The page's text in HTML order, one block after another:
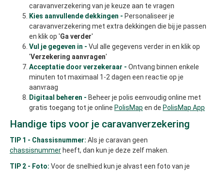
caravanverzekering van je keuze aan te vragen
Kies aanvullende dekkingen - Personaliseer je
caravanverzekering met extra dekkingen die bij je passen
en klik op 'Ga verder'
Vul je gegeven in - Vul alle gegevens verder in en klik op
'Verzekering aanvragen'
Acceptatie door verzekeraar - Ontvang binnen enkele
minuten tot maximaal 1-2 dagen een reactie op je
aanvraag
Digitaal beheren - Beheer je polis eenvoudig online met
gratis toegang tot je online PolisMap en de PolisMap App
Handige tips voor je caravanverzekering
TIP 1 - Chassisnummer: Als je caravan geen
chassisnummer heeft, dan kun je deze zelf maken.
TIP 2 - Foto: Voor de snelhied kun je alvast een foto van je